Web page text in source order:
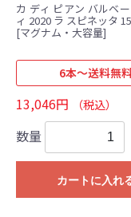
カ ディ ピアン バルベ
ィ 2020 ラ スピネッタ
[マグナム・大容量]
6本～送料無
13,046円 （税込）
数量
カートに入れ